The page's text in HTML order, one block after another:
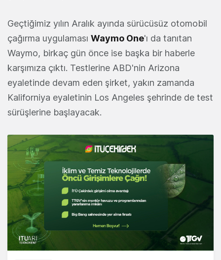
Geçtiğimiz yılın Aralık ayında sürücüsüz otomobil
çağırma uygulaması Waymo One'ı da tanıtan
Waymo, birkaç gün önce ise başka bir haberle
karşımıza çıktı. Testlerine ABD'nin Arizona
eyaletinde devam eden şirket, yakın zamanda
Kaliforniya eyaletinin Los Angeles şehrinde de test
sürüşlerine başlayacak.